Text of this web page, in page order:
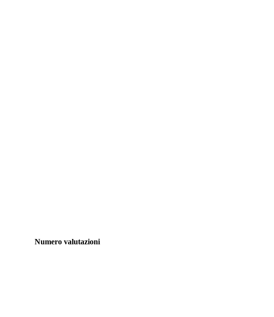
Numero valutazioni